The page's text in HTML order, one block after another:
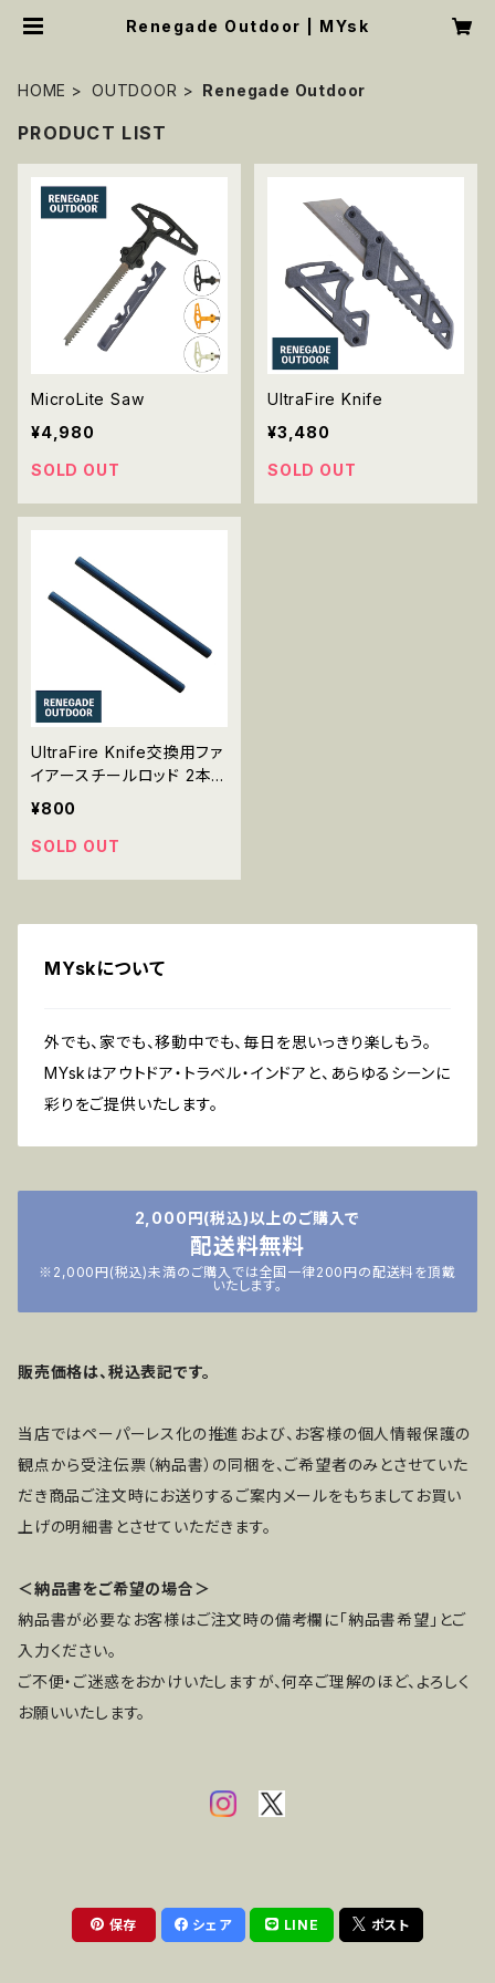
Renegade Outdoor | MYsk
HOME OUTDOOR Renegade Outdoor
PRODUCT LIST
MicroLite Saw
¥4,980
SOLD OUT
UltraFire Knife
¥3,480
SOLD OUT
UltraFire Knife交換用ファ
イアースチールロッド 2本
入
¥800
SOLD OUT
MYskについて
外でも、家でも、移動中でも、毎日を思いっきり楽しもう。
MYskはアウトドア・トラベル・インドアと、あらゆるシーンに
彩りをご提供いたします。
2,000円(税込)以上のご購入で
配送料無料
※2,000円(税込)未満のご購入では全国一律200円の配送料を頂戴
いたします。
販売価格は、税込表記です。
当店ではペーパーレス化の推進および、お客様の個人情報保護の
観点から受注伝票（納品書）の同梱を、ご希望者のみとさせていた
だき商品ご注文時にお送りするご案内メールをもちましてお買い
上げの明細書とさせていただきます。
＜納品書をご希望の場合＞
納品書が必要なお客様はご注文時の備考欄に「納品書希望」とご
入力ください。
ご不便・ご迷惑をおかけいたしますが、何卒ご理解のほど、よろしく
お願いいたします。
保存 シェア LINE ポスト